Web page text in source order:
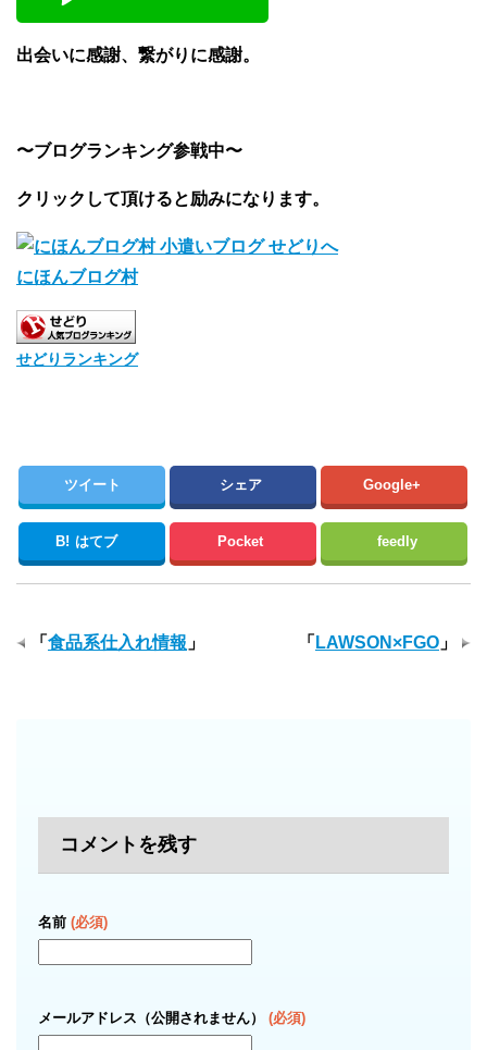
出会いに感謝、繋がりに感謝。
〜ブログランキング参戦中〜
クリックして頂けると励みになります。
にほんブログ村
せどりランキング
ツイート シェア Google+
B! はてブ Pocket feedly
「 LAWSON×FGO 」
「 食品系仕入れ情報 」
コメントを残す
名前 (必須)
メールアドレス（公開されません） (必須)